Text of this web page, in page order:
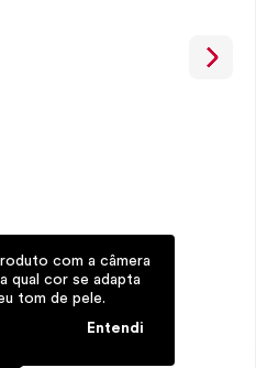
com a câmera
qual cor se adapta
tom de pele.
Entendi